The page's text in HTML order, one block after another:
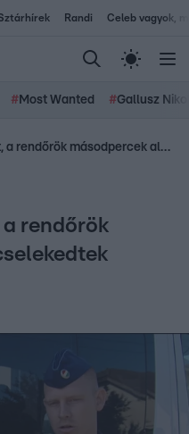
Randi Celeb vagyok,
# Most Wanted #Gallusz
Életveszélyben volt, a rendőrök másodpercek alatt cselekedtek
rendőrök